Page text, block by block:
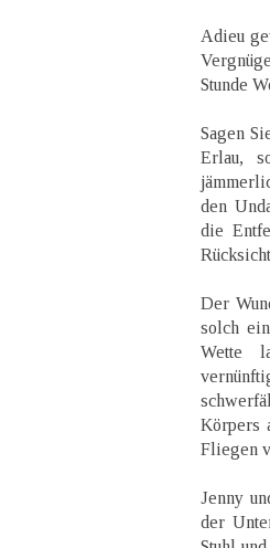
Adieu
Stunde
Sagen
Erlau,
den
die
Der
solch
Wette
Körpers
Fliegen
Jenny
der